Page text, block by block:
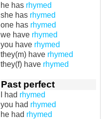
he has rhymed
she has rhymed
one has rhymed
we have rhymed
you have rhymed
they(m) have rhymed
they(f) have rhymed
Past perfect
I had rhymed
you had rhymed
he had rhymed